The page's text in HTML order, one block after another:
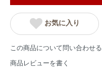
お気に入り
この商品について問い合わせる
商品レビューを書く